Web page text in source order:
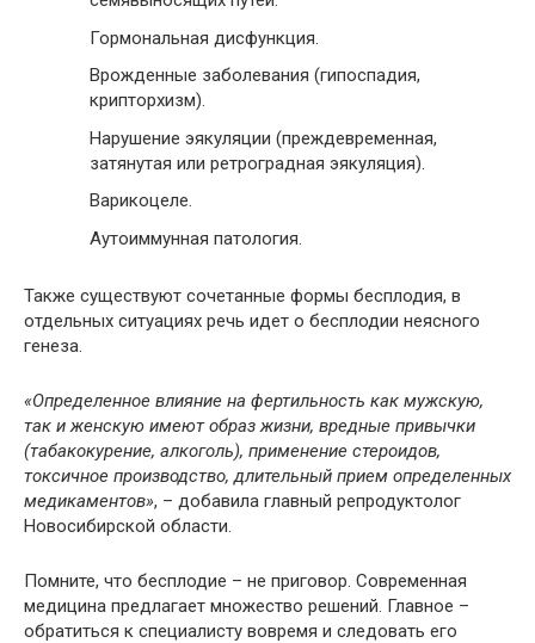
Гормональная дисфункция.
Врожденные заболевания (гипоспадия,
крипторхизм).
Нарушение эякуляции (преждевременная,
затянутая или ретроградная эякуляция).
Варикоцеле.
Аутоиммунная патология.
Также существуют сочетанные формы бесплодия, в
отдельных ситуациях речь идет о бесплодии неясного
генеза.
«Определенное влияние на фертильность как мужскую,
так и женскую имеют образ жизни, вредные привычки
(табакокурение, алкоголь), применение стероидов,
токсичное производство, длительный прием определенных
медикаментов», – добавила главный репродуктолог
Новосибирской области.
Помните, что бесплодие – не приговор. Современная
медицина предлагает множество решений. Главное –
обратиться к специалисту вовремя и следовать его